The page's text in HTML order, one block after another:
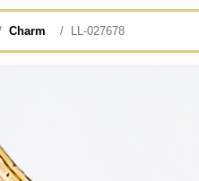
Charm LL-027678